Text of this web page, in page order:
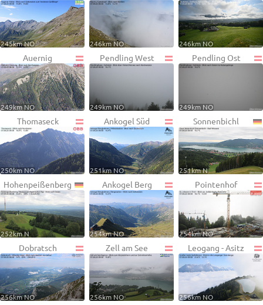
245km NO 246km NO 246km NO
Auernig
249km NO
Pendling West
249km NO
Pendling Ost
249km NO
Thomaseck
250km NO
Ankogel Süd
251km NO
Sonnenbichl
251km N
Hohenpeißenberg
252km N
Ankogel Berg
254km NO
Pointenhof
254km NO
Dobratsch
256km NO
Zell am See
256km NO
Leogang - Asitz
256km NO